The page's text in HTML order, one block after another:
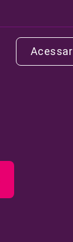
Acessar